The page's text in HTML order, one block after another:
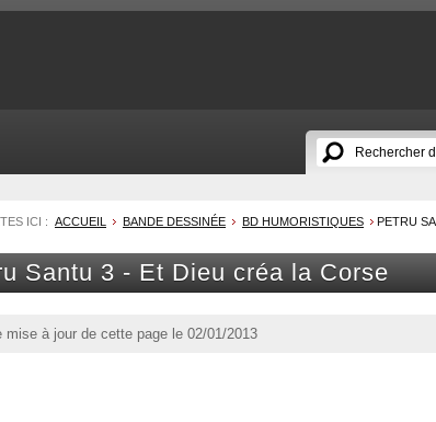
ICI : ACCUEIL BANDE DESSINÉE BD HUMORISTIQUES PETRU
Santu 3 - Et Dieu créa la Corse
mise à jour de cette page le 02/01/2013